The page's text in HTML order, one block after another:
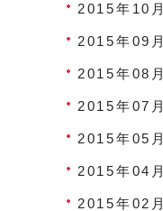
2015年10月
2015年09月
2015年08月
2015年07月
2015年05月
2015年04月
2015年02月